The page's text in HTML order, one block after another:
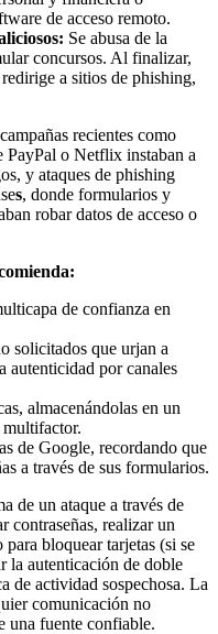
de acceso remoto.
Se abusa de la
concursos. Al finalizar,
a sitios de phishing,
recientes como
PayPal o Netflix instaban a
y ataques de phishing
s, donde formularios y
robar datos de acceso o
de confianza en
solicitados que urjan a
autenticidad por canales
almacenándolas en un
de Google, recordando que
a través de sus formularios.
de un ataque a través de
contraseñas, realizar un
bloquear tarjetas (si se
la autenticación de doble
de actividad sospechosa. La
comunicación no
una fuente confiable.